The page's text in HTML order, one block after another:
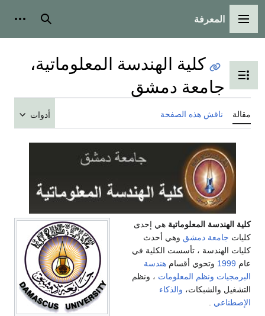
القائمة الرئيسية
المعرفة بحث
تبديل عرض جدول المحتويات
كلية الهندسة المعلوماتية،
جامعة دمشق
مقالة ناقش هذه الصفحة أدوات
كلية الهندسة المعلوماتية هي إحدى
كليات جامعة دمشق وهي أحدث
كليات الهندسة ، تأسست الكلية في
عام 1999 وتحوي أقسام هندسة
البرمجيات ونظم المعلومات ، ونظم
التشغيل والشبكات، والذكاء
الإصطناعي